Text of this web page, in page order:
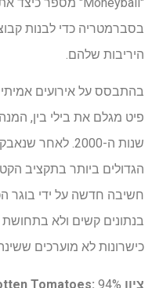
בסברמטריה כדי לבנות
היריבות שלהם.
בהתבסס על אירועים
שנות ה-2000.
חשיבה חדשה על ידי בוגר
בנתונים קשים ולא
כישרונות לא מוערכים
ציון Rotten Tomatoes: 94%